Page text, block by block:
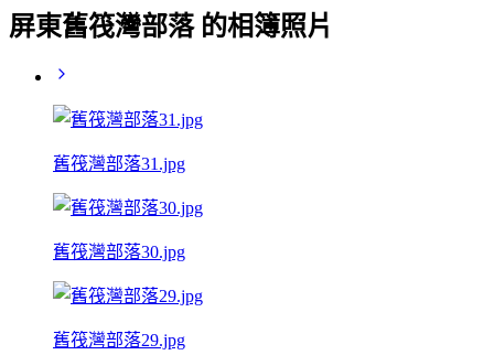
屏東舊筏灣部落 的相簿照片
舊筏灣部落31.jpg
舊筏灣部落30.jpg
舊筏灣部落29.jpg